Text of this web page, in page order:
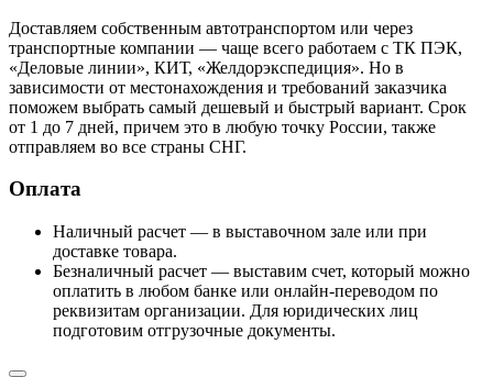
Доставляем собственным автотранспортом или через
транспортные компании — чаще всего работаем с ТК ПЭК,
«Деловые линии», КИТ, «Желдорэкспедиция». Но в
зависимости от местонахождения и требований заказчика
поможем выбрать самый дешевый и быстрый вариант. Срок
от 1 до 7 дней, причем это в любую точку России, также
отправляем во все страны СНГ.
Оплата
Наличный расчет — в выставочном зале или при
доставке товара.
Безналичный расчет — выставим счет, который можно
оплатить в любом банке или онлайн-переводом по
реквизитам организации. Для юридических лиц
подготовим отгрузочные документы.